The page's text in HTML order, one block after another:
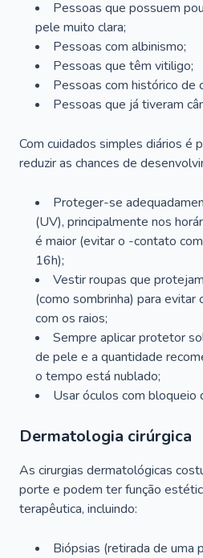
Pessoas que possuem
pele muito clara;
Pessoas com albinismo;
Pessoas que têm vitiligo;
Pessoas com histórico de
Pessoas que já tiveram
Com cuidados simples diários é
reduzir as chances de
Proteger-se
(UV), principalmente nos
é maior (evitar o -contato
16h);
Vestir roupas que
(como sombrinha) para
com os raios;
Sempre aplicar protetor
de pele e a quantidade
o tempo está nublado;
Usar óculos com bloqueio
Dermatologia cirúrgica
As cirurgias dermatológicas
porte e podem ter função
terapêutica, incluindo:
Biópsias (retirada de uma